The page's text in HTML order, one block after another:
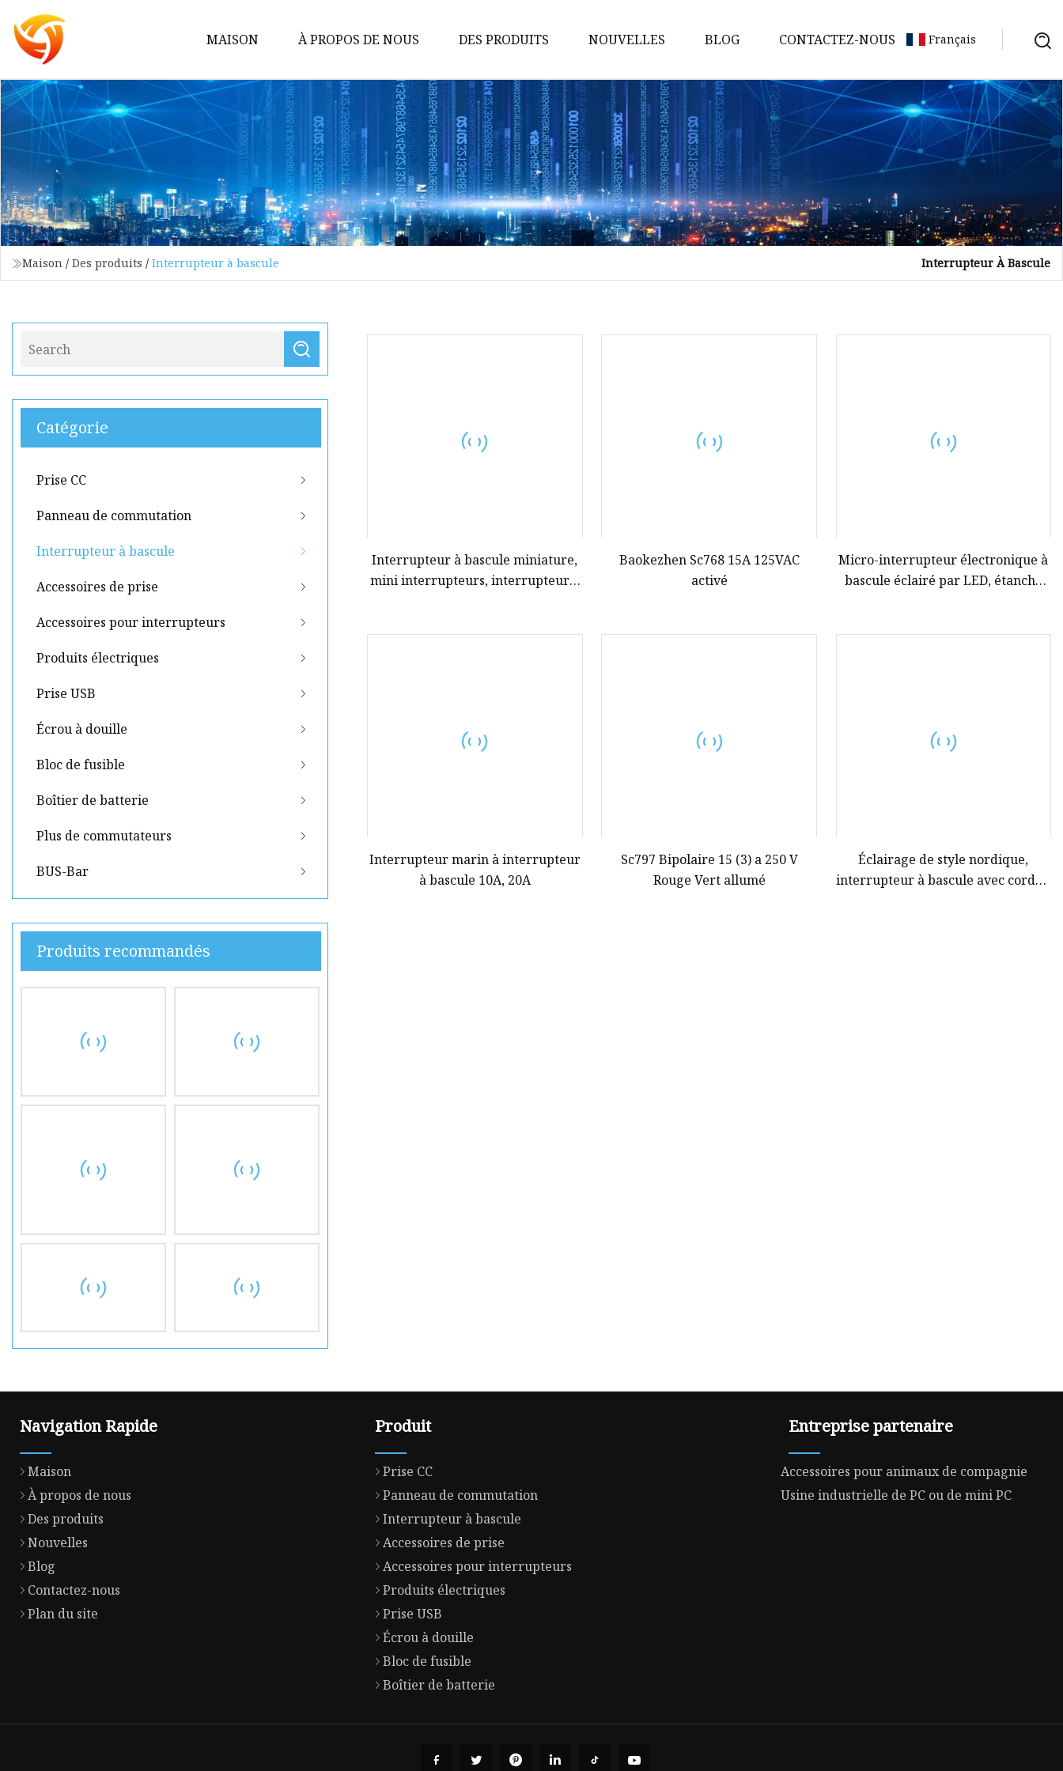
MAISON À PROPOS DE NOUS DES PRODUITS
Prise CC
Panneau de commutation
Interrupteur à bascule
Accessoires de prise
Accessoires pour interrupteurs
Produits électriques
NOUVELLES BLOG CONTACTEZ-NOUS Français
Maison / Des produits / Interrupteur à bascule Interrupteur À Bascule
Catégorie
Prise CC
Panneau de commutation
Interrupteur à bascule
Accessoires de prise
Accessoires pour interrupteurs
Produits électriques
Prise USB
Écrou à douille
Bloc de fusible
Boîtier de batterie
Plus de commutateurs
BUS-Bar
Produits recommandés
Interrupteur à bascule miniature,
mini interrupteurs, interrupteur à
Baokezhen Sc768 15A 125VAC
activé
Micro-interrupteur électronique à
bascule éclairé par LED, étanche
Interrupteur marin à interrupteur
à bascule 10A, 20A
Sc797 Bipolaire 15 (3) a 250 V
Rouge Vert allumé
Éclairage de style nordique,
interrupteur à bascule avec cordon
Navigation Rapide
Maison
À propos de nous
Des produits
Nouvelles
Blog
Contactez-nous
Plan du site
Produit
Prise CC
Panneau de commutation
Interrupteur à bascule
Accessoires de prise
Accessoires pour interrupteurs
Produits électriques
Prise USB
Écrou à douille
Bloc de fusible
Boîtier de batterie
Entreprise partenaire
Accessoires pour animaux de compagnie
Usine industrielle de PC ou de mini PC